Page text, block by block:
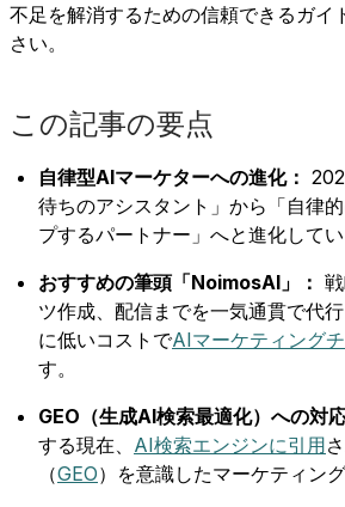
不足を解消するための信頼できるガイ
さい。
この記事の要点
自律型AIマーケターへの進化：
待ちのアシスタント」から「自律
プするパートナー」へと進化してい
おすすめの筆頭「NoimosAI」：
ツ作成、配信までを一気通貫で代
に低いコストでAIマーケティング
す。
GEO（生成AI検索最適化）への対応
する現在、 AI検索エンジンに引用
（GEO）を意識したマーケティン